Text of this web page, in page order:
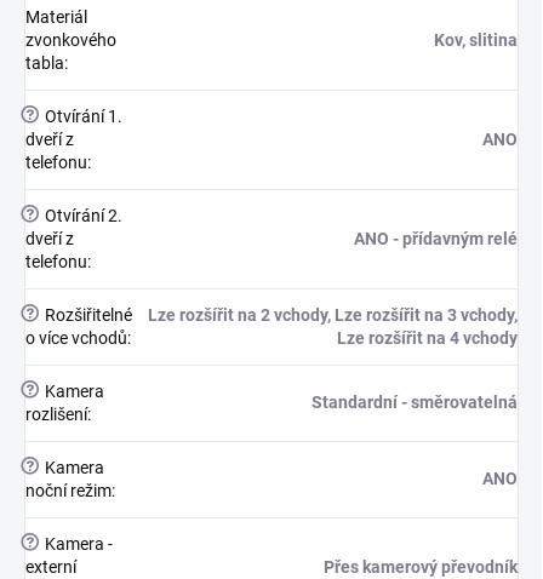
Materiál
zvonkového
tabla:
Kov, slitina
? Otvírání 1.
dveří z
telefonu:
ANO
? Otvírání 2.
dveří z
telefonu:
ANO - přídavným relé
?
Rozšiřitelné
o více vchodů:
Lze rozšířit na 2 vchody, Lze rozšířit na 3 vchody,
Lze rozšířit na 4 vchody
?
Kamera
rozlišení:
Standardní - směrovatelná
?
Kamera
noční režim:
ANO
?
Kamera -
externí
Přes kamerový převodník